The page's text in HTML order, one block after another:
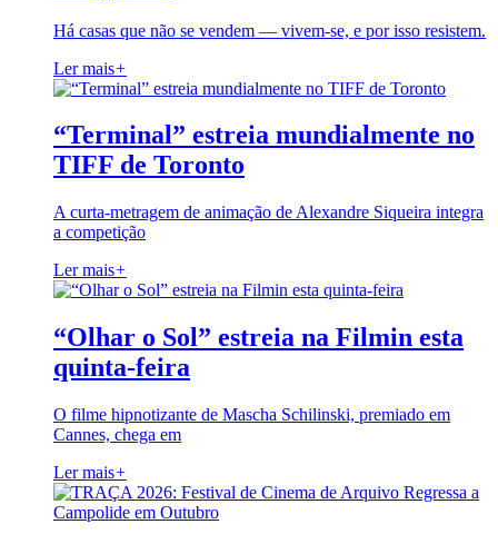
Há casas que não se vendem — vivem-se, e por isso resistem.
Ler mais+
“Terminal” estreia mundialmente no
TIFF de Toronto
A curta-metragem de animação de Alexandre Siqueira integra
a competição
Ler mais+
“Olhar o Sol” estreia na Filmin esta
quinta-feira
O filme hipnotizante de Mascha Schilinski, premiado em
Cannes, chega em
Ler mais+